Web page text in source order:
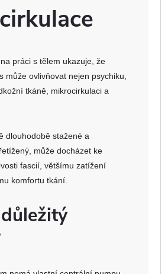
práci s tělem ukazuje, že
může ovlivňovat nejen psychiku,
tkáně, mikrocirkulaci a
dlouhodobě stažené a
může docházet ke
fascií, většímu zatížení
komfortu tkání.